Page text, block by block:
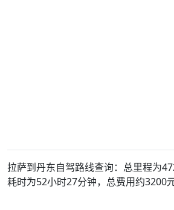
拉萨到丹东自驾路线查询：总里程为
耗时为52小时27分钟，总费用约3200元